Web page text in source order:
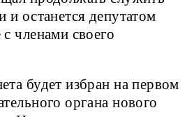
и останется депутатом
членами своего
будет избран на первом
органа нового